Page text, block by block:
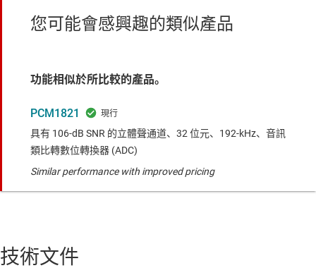
您可能會感興趣的類似產品
功能相似於所比較的產品。
PCM1821
具有 106-dB SNR 的立體聲通道、32 位元、192-kHz、音訊
類比轉數位轉換器 (ADC)
Similar performance with improved pricing
技術文件